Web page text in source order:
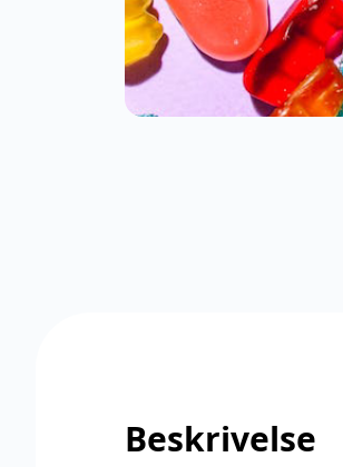
Beskrivelse